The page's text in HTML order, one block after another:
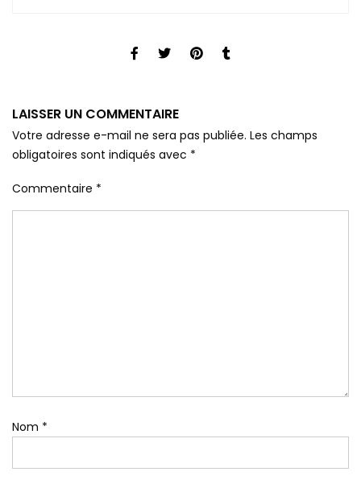
LAISSER UN COMMENTAIRE
Votre adresse e-mail ne sera pas publiée. Les champs
obligatoires sont indiqués avec *
Commentaire *
Nom *